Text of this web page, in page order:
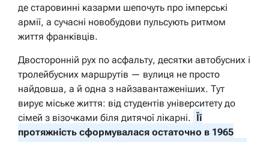
де старовинні казарми шепочуть про імперські
армії, а сучасні новобудови пульсують ритмом
життя франківців.
Двосторонній рух по асфальту, десятки автобусних і
тролейбусних маршрутів — вулиця не просто
найдовша, а й одна з найзавантаженіших. Тут
вирує міське життя: від студентів університету до
сімей з візочками біля дитячої лікарні. Її
протяжність сформувалася остаточно в 1965